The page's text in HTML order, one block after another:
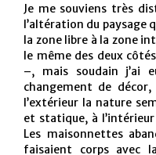
Je me souviens très
l’altération du paysage
la zone libre à la zone
le même des deux
–, mais soudain j’ai
changement de
l’extérieur la nature
et statique, à
Les maisonnettes
faisaient corps avec